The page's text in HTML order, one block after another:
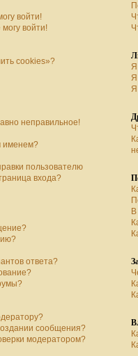
войти!
войти!
cookies»?
неправильное!
именем?
пользователю
входа?
ответа?
сообщения?
модератором?
Я
Я
Я